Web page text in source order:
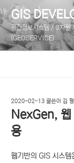
텐
츠
로
바
GIS
공간정보시스템 / 3차원
(GEOSERVICE)
작
성
일
자
2020-02-13 글쓴이김
NexGen, 웹
용
웹기반의 GIS 시스